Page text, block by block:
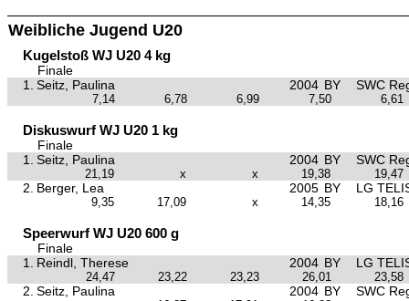
Weibliche Jugend U20
Kugelstoß WJ U20 4 kg
Finale
1.
Seitz, Paulina 2004 BY SWC
7,14 6,78 6,99 7,50 6,61
Diskuswurf WJ U20 1 kg
Finale
1.
Seitz, Paulina 2004 BY SWC
21,19 x x 19,38 19,47
2. Berger, Lea 2005 BY LG
9,35 17,09 x 14,35 18,16
Speerwurf WJ U20 600 g
Finale
1.
Reindl, Therese 2004 BY LG
24,47 23,22 23,23 26,01 23,58
2. Seitz, Paulina 2004 BY SWC